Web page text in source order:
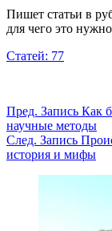
Пишет статьи в
для чего это
Статей: 77
Пред. Запись Как
научные методы
След. Запись
история и мифы